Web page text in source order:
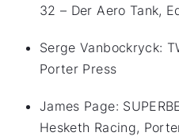
32 – Der Aero Tank,
Serge Vanbockryck:
Porter Press
James Page:
Hesketh Racing,